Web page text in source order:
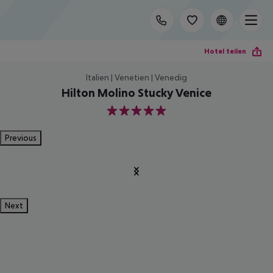
Hotel teilen
Italien | Venetien | Venedig
Hilton Molino Stucky Venice
5
Previous
Next